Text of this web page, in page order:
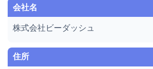
会社名
株式会社ビーダッシュ
住所